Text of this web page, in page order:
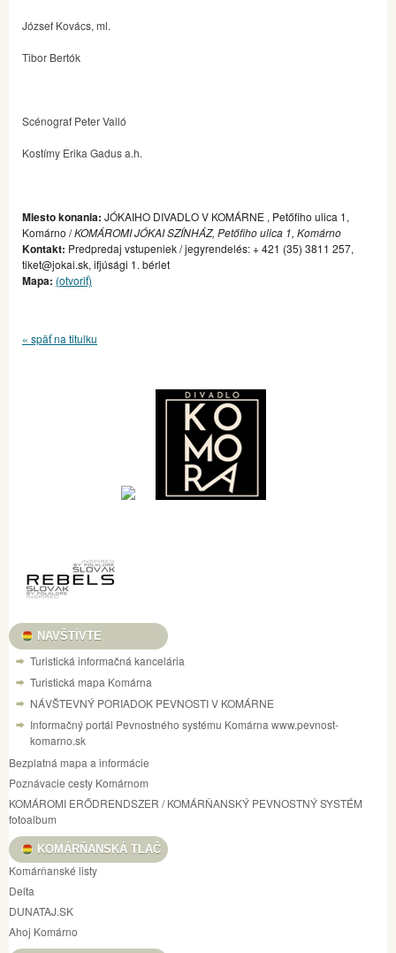
József Kovács, ml.
Tibor Bertók
Scénograf Peter Valló
Kostímy Erika Gadus a.h.
Miesto konania: JÓKAIHO DIVADLO V KOMÁRNE , Petőfiho ulica 1,
Komárno /KOMÁROMI JÓKAI SZÍNHÁZ, Petőfiho ulica 1, Komárno
Kontakt: Predpredaj vstupeniek / jegyrendelés: + 421 (35) 3811 257,
tiket@jokai.sk, ifjúsági 1. bérlet
Mapa: (otvoriť)
« späť na titulku
NAVŠTÍVTE
Turistická informačná kancelária
Turistická mapa Komárna
NÁVŠTEVNÝ PORIADOK PEVNOSTI V KOMÁRNE
Informačný portál Pevnostného systému Komárna www.pevnost-
komarno.sk
Bezplatná mapa a informácie
Poznávacie cesty Komárnom
KOMÁROMI ERŐDRENDSZER / KOMÁRŇANSKÝ PEVNOSTNÝ SYSTÉM
fotoalbum
KOMÁRŇANSKÁ TLAČ
Komárňanské listy
Delta
DUNATAJ.SK
Ahoj Komárno